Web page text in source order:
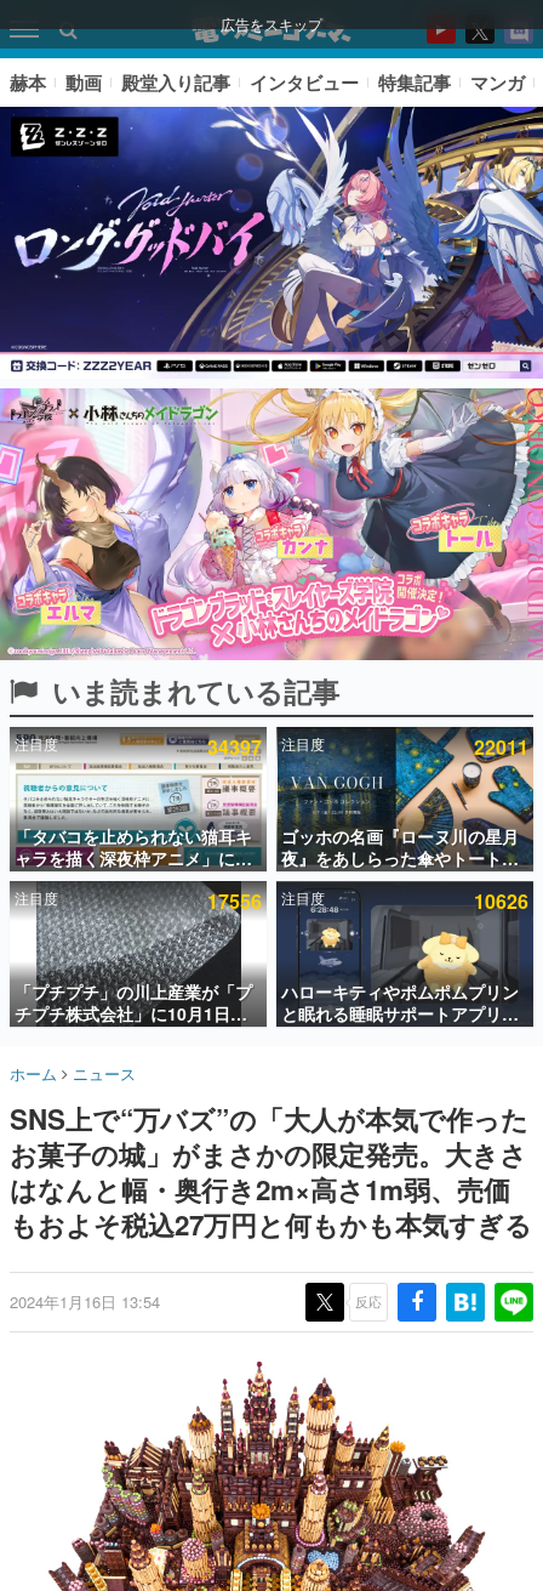
広告をスキップ
ピックアップ
電ファミのいま読まれている記事ランキング
アプリセール情報
インタビュー
連載・特集一覧
殿堂入り記事
SNS拡散数が数千以上！ ページビュー数万以上！ などな
ど。多くの人々に読まれた、電ファミ渾身の“殿堂入り”記
事をまとめました。
ゲームの企画書
名作ゲームクリエイターの方々に製作時のエピソードをお
聞きし、ヒットする企画（ゲーム）とは何か？を探ってい
きます。
赫本
この物語を解いてはいけない。『赫本』は、〈試験問題〉
の形をした短編ホラー小説集です。
新世代に訊く
これからのデジタルゲーム市場を担う若きクリエイター達
の姿を追い、彼らのルーツと情熱を探っていきます。
ゲームに多大な影響を受けた作家さんに取材し、ゲームが
日本のコンテンツ産業やカルチャーに与えた影響を探る企
画です。
日本モバイルゲーム産業史
日本のモバイルゲーム史における主要なトピック・タイト
ルを網羅するほか、開発者へのインタビューや識者による
解説を掲載。約20年の歴史が一望できる決定版！
『うつヌケ』『ペンと箸』等で知られるマンガ家・田中圭
一先生によるゲーム業界レポートマンガです。
なんでゲームは面白い？
ゲーム開発者・hamatsu氏がゲームの魅力を画面や操作の
具体的な形から解き明かしていく、硬派で骨太な評論連載
ゲームが変えた日本語
「経験値」「裏技」「ラスボス」… ゲームにまつわる言葉
の起源や用法の変遷を、コンピューター文化史研究家・タ
イニーP氏が徹底調査。
カテゴリ
赫本 動画 殿堂入り記事 インタビュー 特集記事 マンガ
いま読まれている記事
注目度 34397
「タバコを止められない猫耳キ
ャラを描く深夜枠アニメ」に視
聴者の一部から批判意見。違法
薬物の使用と思わしき描写も含
めて、BPOが議論を交わす
注目度 22011
ゴッホの名画『ローヌ川の星月
夜』をあしらった傘やトートバ
ッグなどが登場。8月7日21時よ
り2日間限定で予約販売
注目度 17556
「プチプチ」の川上産業が「プ
チプチ株式会社」に10月1日よ
り社名変更へ。創業58年で初め
なじみの緩衝材が会社の名前に
注目度 10626
ハローキティやポムポムプリン
と眠れる睡眠サポートアプリ
『ゆめたび』が配信中。キャラ
ホーム ニュース
SNS上で“万バズ”の「大人が本気で作った
お菓子の城」がまさかの限定発売。大きさ
はなんと幅・奥行き2m×高さ1m弱、売価
もおよそ税込27万円と何もかも本気すぎる
2024年1月16日 13:54 反応